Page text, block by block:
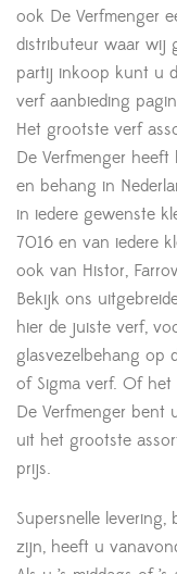
ook De Verfmenger
distributeur waar wij
partij inkoop kunt u
verf aanbieding
Het grootste verf
De Verfmenger
en behang in
in iedere gewenste
7016 en van iedere
ook van Histor,
Bekijk ons
hier de juiste verf,
glasvezelbehang op
of Sigma verf. Of
De Verfmenger bent
uit het grootste
prijs.
Supersnelle levering,
zijn, heeft u